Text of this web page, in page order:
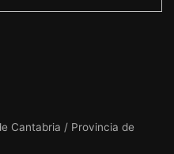
Cantabria / Provincia de